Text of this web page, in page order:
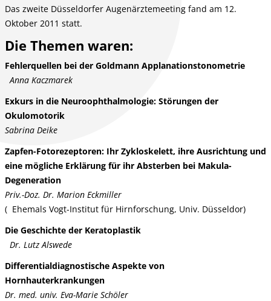
Das zweite Düsseldorfer Augenärztemeeting fand am 12.
Oktober 2011 statt.
Die Themen waren:
Fehlerquellen bei der Goldmann Applanationstonometrie
Anna Kaczmarek
Exkurs in die Neuroophthalmologie: Störungen der
Okulomotorik
Sabrina Deike
Zapfen-Fotorezeptoren: Ihr Zykloskelett, ihre Ausrichtung und
eine mögliche Erklärung für ihr Absterben bei Makula-
Degeneration
Priv.-Doz. Dr. Marion Eckmiller
( Ehemals Vogt-Institut für Hirnforschung, Univ. Düsseldor)
Die Geschichte der Keratoplastik
Dr. Lutz Alswede
Differentialdiagnostische Aspekte von
Hornhauterkrankungen
Dr. med. univ. Eva-Marie Schöler